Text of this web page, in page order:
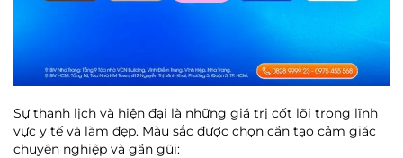
Sự thanh lịch và hiện đại là những giá trị cốt lõi trong lĩnh
vực y tế và làm đẹp. Màu sắc được chọn cần tạo cảm giác
chuyên nghiệp và gần gũi: